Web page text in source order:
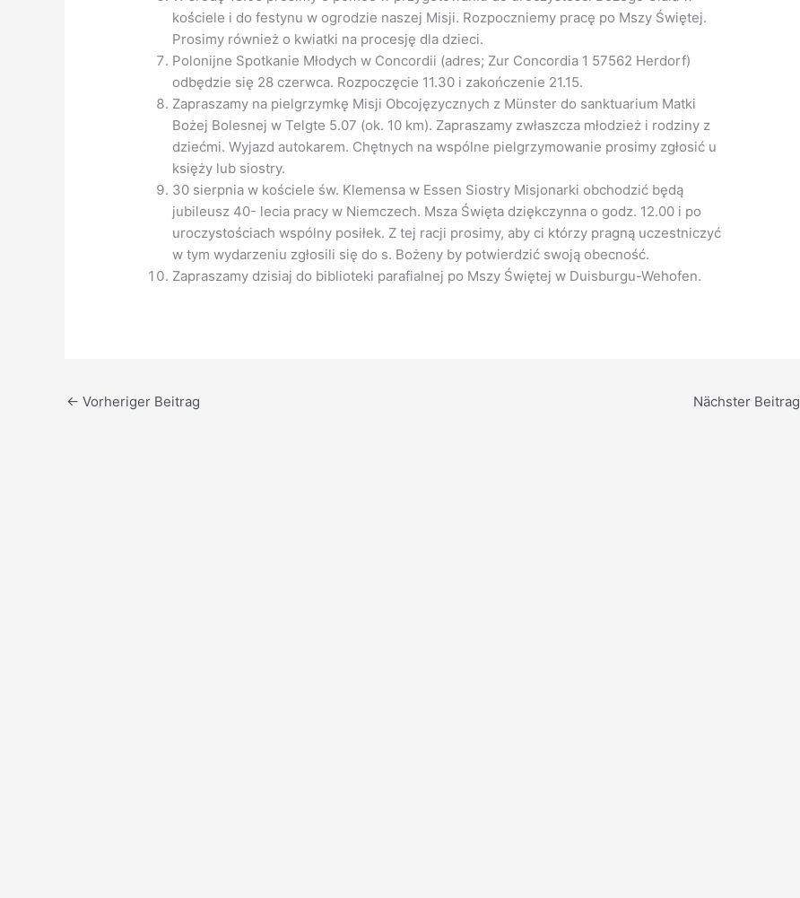
kościele i do festynu w ogrodzie naszej Misji. Rozpoczniemy pracę po Mszy Świętej.
Prosimy również o kwiatki na procesję dla dzieci.
Polonijne Spotkanie Młodych w Concordii (adres; Zur Concordia 1 57562 Herdorf)
odbędzie się 28 czerwca. Rozpoczęcie 11.30 i zakończenie 21.15.
Zapraszamy na pielgrzymkę Misji Obcojęzycznych z Münster do sanktuarium Matki
Bożej Bolesnej w Telgte 5.07 (ok. 10 km). Zapraszamy zwłaszcza młodzież i rodziny z
dziećmi. Wyjazd autokarem. Chętnych na wspólne pielgrzymowanie prosimy zgłosić u
księży lub siostry.
30 sierpnia w kościele św. Klemensa w Essen Siostry Misjonarki obchodzić będą
jubileusz 40- lecia pracy w Niemczech. Msza Święta dziękczynna o godz. 12.00 i po
uroczystościach wspólny posiłek. Z tej racji prosimy, aby ci którzy pragną uczestniczyć
w tym wydarzeniu zgłosili się do s. Bożeny by potwierdzić swoją obecność.
Zapraszamy dzisiaj do biblioteki parafialnej po Mszy Świętej w Duisburgu-Wehofen.
← Vorheriger Beitrag Nächster Beitrag